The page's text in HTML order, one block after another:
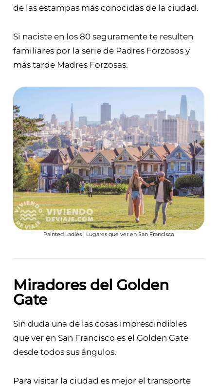
de las estampas más conocidas de la ciudad.
Si naciste en los 80 seguramente te resulten
familiares por la serie de Padres Forzosos y
más tarde Madres Forzosas.
Painted Ladies | Lugares que ver en San Francisco
Miradores del Golden
Gate
Sin duda una de las cosas imprescindibles
que ver en San Francisco es el Golden Gate
desde todos sus ángulos.
Para visitar la ciudad es mejor el transporte